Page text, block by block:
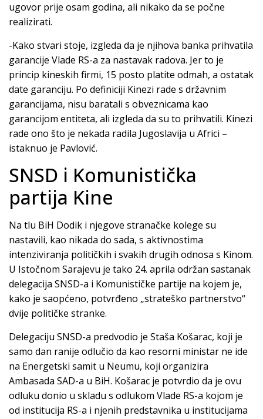
ugovor prije osam godina, ali nikako da se počne
realizirati.
-Kako stvari stoje, izgleda da je njihova banka prihvatila
garancije Vlade RS-a za nastavak radova. Jer to je
princip kineskih firmi, 15 posto platite odmah, a ostatak
date garanciju. Po definiciji Kinezi rade s državnim
garancijama, nisu baratali s obveznicama kao
garancijom entiteta, ali izgleda da su to prihvatili. Kinezi
rade ono što je nekada radila Jugoslavija u Africi –
istaknuo je Pavlović.
SNSD i Komunistička
partija Kine
Na tlu BiH Dodik i njegove stranačke kolege su
nastavili, kao nikada do sada, s aktivnostima
intenziviranja političkih i svakih drugih odnosa s Kinom.
U Istočnom Sarajevu je tako 24. aprila održan sastanak
delegacija SNSD-a i Komunističke partije na kojem je,
kako je saopćeno, potvrđeno „strateško partnerstvo“
dvije političke stranke.
Delegaciju SNSD-a predvodio je Staša Košarac, koji je
samo dan ranije odlučio da kao resorni ministar ne ide
na Energetski samit u Neumu, koji organizira
Ambasada SAD-a u BiH. Košarac je potvrdio da je ovu
odluku donio u skladu s odlukom Vlade RS-a kojom je
od institucija RS-a i njenih predstavnika u institucijama